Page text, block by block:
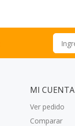
MI CUENTA
Ver pedido
Comparar